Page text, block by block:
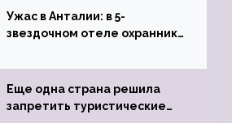
Ужас в Анталии: в 5-
звездочном отеле охранник
пистолета
Еще одна страна решила
запретить туристические